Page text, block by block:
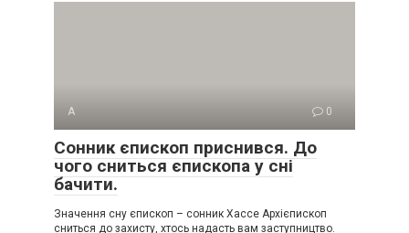
А 0
Сонник єпископ приснився. До
чого сниться єпископа у сні
бачити.
Значення сну єпископ – сонник Хассе Архієпископ
сниться до захисту, хтось надасть вам заступництво.